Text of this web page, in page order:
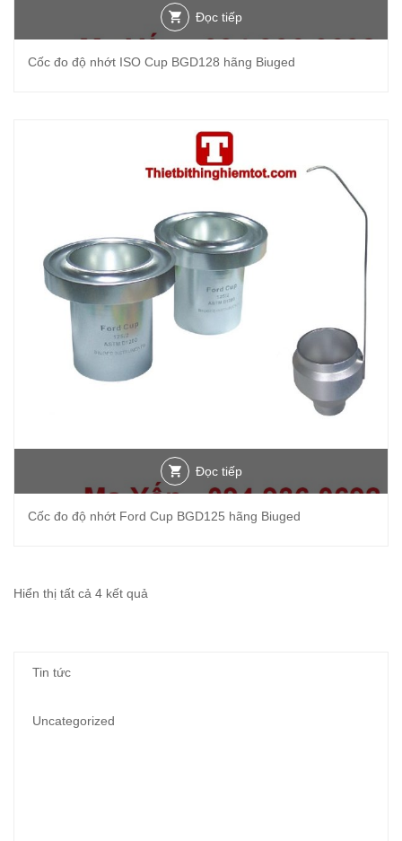
Đọc tiếp
Cốc đo độ nhớt ISO Cup BGD128 hãng Biuged
Đọc tiếp
Cốc đo độ nhớt Ford Cup BGD125 hãng Biuged
Hiển thị tất cả 4 kết quả
Tin tức
Uncategorized